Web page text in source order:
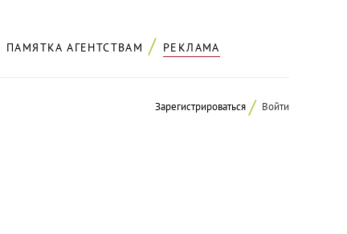
ПАМЯТКА АГЕНТСТВАМ РЕКЛАМА
Зарегистрироваться Войти